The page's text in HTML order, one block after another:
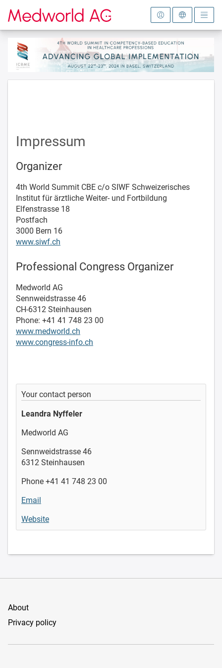
To the homepage
Impressum
Organizer
4th World Summit CBE c/o SIWF Schweizerisches
Institut für ärztliche Weiter- und Fortbildung
Elfenstrasse 18
Postfach
3000 Bern 16
www.siwf.ch
Professional Congress Organizer
Medworld AG
Sennweidstrasse 46
CH-6312 Steinhausen
Phone: +41 41 748 23 00
www.medworld.ch
www.congress-info.ch
Your contact person
Leandra Nyffeler
Medworld AG
Sennweidstrasse 46
6312 Steinhausen
Phone +41 41 748 23 00
Email
Website
About
Privacy policy